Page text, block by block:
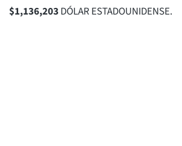
$1,136,203 DÓLAR ESTADOUNIDENSE.